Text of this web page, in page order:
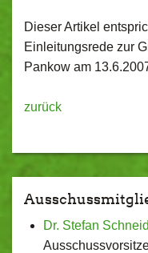
Dieser Artikel
Einleitungsrede zur
Pankow am
zurück
Dr. Stefan